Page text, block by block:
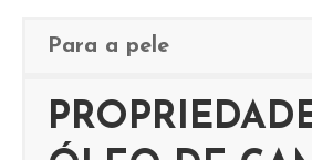
Para a pele